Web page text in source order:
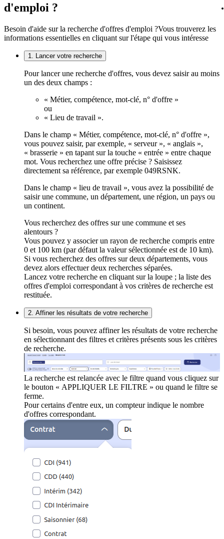
d'emploi ?
Besoin d'aide sur la recherche d'offres d'emploi ?Vous trouverez les
informations essentielles en cliquant sur l'étape qui vous intéresse
1. Lancer votre recherche
Pour lancer une recherche d'offres, vous devez saisir au moins
un des deux champs :
« Métier, compétence, mot-clé, n° d'offre »
ou
« Lieu de travail ».
Dans le champ « Métier, compétence, mot-clé, n° d'offre »,
vous pouvez saisir, par exemple, « serveur », « anglais »,
« brasserie » en tapant sur la touche « entrée » entre chaque
mot. Vous recherchez une offre précise ? Saisissez
directement sa référence, par exemple 049RSNK.
Dans le champ « lieu de travail », vous avez la possibilité de
saisir une commune, un département, une région, un pays ou
un continent.
Vous recherchez des offres sur une commune et ses
alentours ?
Vous pouvez y associer un rayon de recherche compris entre
0 et 100 km (par défaut la valeur sélectionnée est de 10 km).
Si vous recherchez des offres sur deux départements, vous
devez alors effectuer deux recherches séparées.
Lancez votre recherche en cliquant sur la loupe ; la liste des
offres d'emploi correspondant à vos critères de recherche est
restituée.
2. Affiner les résultats de votre recherche
Si besoin, vous pouvez affiner les résultats de votre recherche
en sélectionnant des filtres et critères présents sous les critères
de recherche.
La recherche est relancée avec le filtre quand vous cliquez sur
le bouton « APPLIQUER LE FILTRE » ou quand le filtre se
ferme.
Pour certains d'entre eux, un compteur indique le nombre
d'offres correspondant.